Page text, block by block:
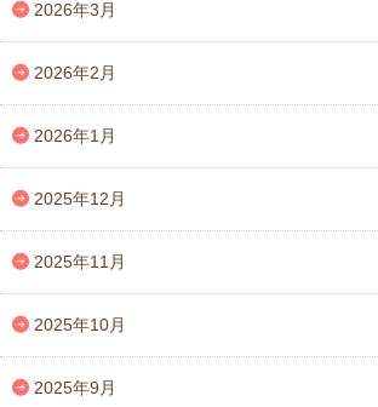
2026年3月
2026年2月
2026年1月
2025年12月
2025年11月
2025年10月
2025年9月